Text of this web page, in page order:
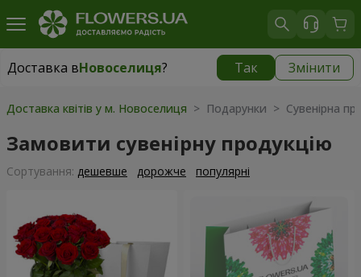
Доставка вНовоселиця? Так Змінити
Доставка вНовоселиця| безкоштовно
Доставка квітів у м. Новоселиця > Подарунки > Сувенірна
Замовити сувенірну продукцію
Сортування: дешевше дорожче популярні